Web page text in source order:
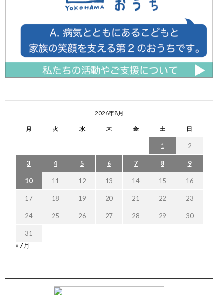
2026年8月
月 火 水 木 金 土 日
1 2
3 4 5 6 7 8 9
10 11 12 13 14 15 16
17 18 19 20 21 22 23
24 25 26 27 28 29 30
31
« 7月